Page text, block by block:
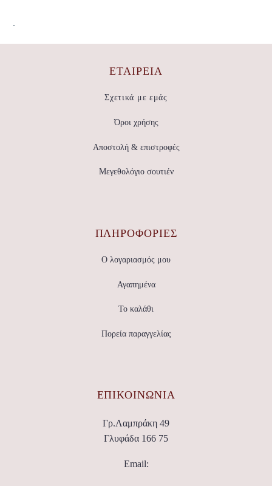
.
ΕΤΑΙΡΕΊΑ
Σχετικά με εμάς
Όροι χρήσης
Αποστολή & επιστροφές
Μεγεθολόγιο σουτιέν
ΠΛΗΡΟΦΟΡΙΕΣ
Ο λογαριασμός μου
Αγαπημένα
Το καλάθι
Πορεία παραγγελίας
ΕΠΙΚΟΙΝΩΝΊΑ
Γρ.Λαμπράκη 49
Γλυφάδα 166 75
Email: